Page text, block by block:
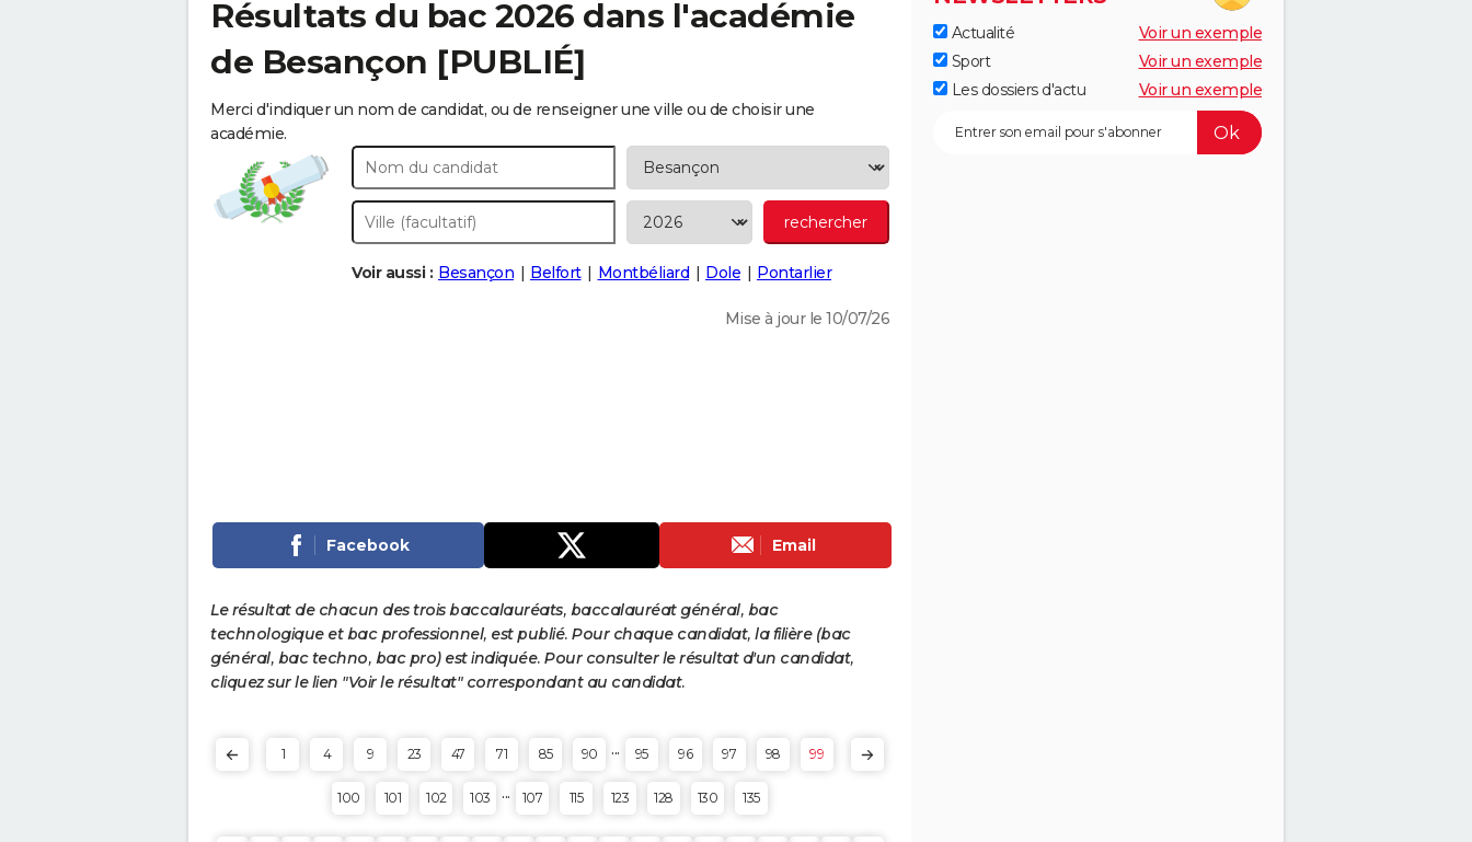
Résultats du bac 2026 dans l'académie
de Besançon [PUBLIÉ]
Merci d'indiquer un nom de candidat, ou de renseigner une ville ou de choisir une
académie.
Voir aussi : Besançon Belfort Montbéliard Dole Pontarlier
Mise à jour le 10/07/26
Facebook Email
Le résultat de chacun des trois baccalauréats, baccalauréat général, bac
technologique et bac professionnel, est publié. Pour chaque candidat, la filière (bac
général, bac techno, bac pro) est indiquée. Pour consulter le résultat d'un candidat,
cliquez sur le lien "Voir le résultat" correspondant au candidat.
1 4 9 23 47 71 85 90 ... 95 96 97 98 99
100 101 102 103 ... 107 115 123 128 130 135
Actualité
Voir un exemple
Sport
Voir un exemple
Les dossiers d'actu
Voir un exemple